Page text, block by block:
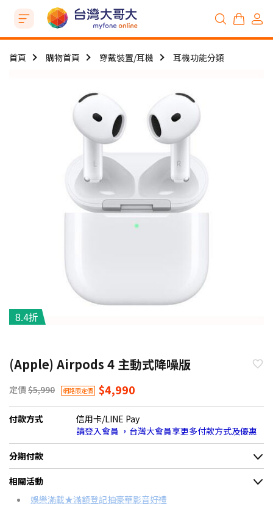
首頁 購物首頁 穿戴裝置/耳機 耳機功能分類
8.4折
(Apple) Airpods 4 主動式降噪版
定價 $5,990 網路限定價 $4,990
付款方式
信用卡/LINE Pay
請登入會員 ，台灣大會員享更多付款方式及優惠
分期付款
＊實際可分期數、適用利率，請以購物車顯示為主
信用卡分期
相關活動
娛樂滿載★滿額登記抽豪華影音好禮